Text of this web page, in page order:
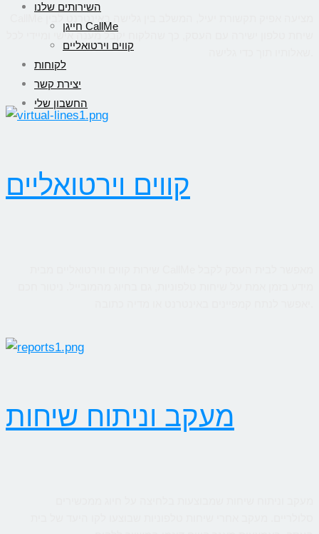
השירותים שלנו
חייגן CallMe
קווים וירטואליים
לקוחות
יצירת קשר
החשבון שלי
שיחת טלפון ישירה עם העסק, כך שהלקוח יקבל מענה אישי ומיידי לכל
קווים וירטואליים
מעקב וניתוח שיחות